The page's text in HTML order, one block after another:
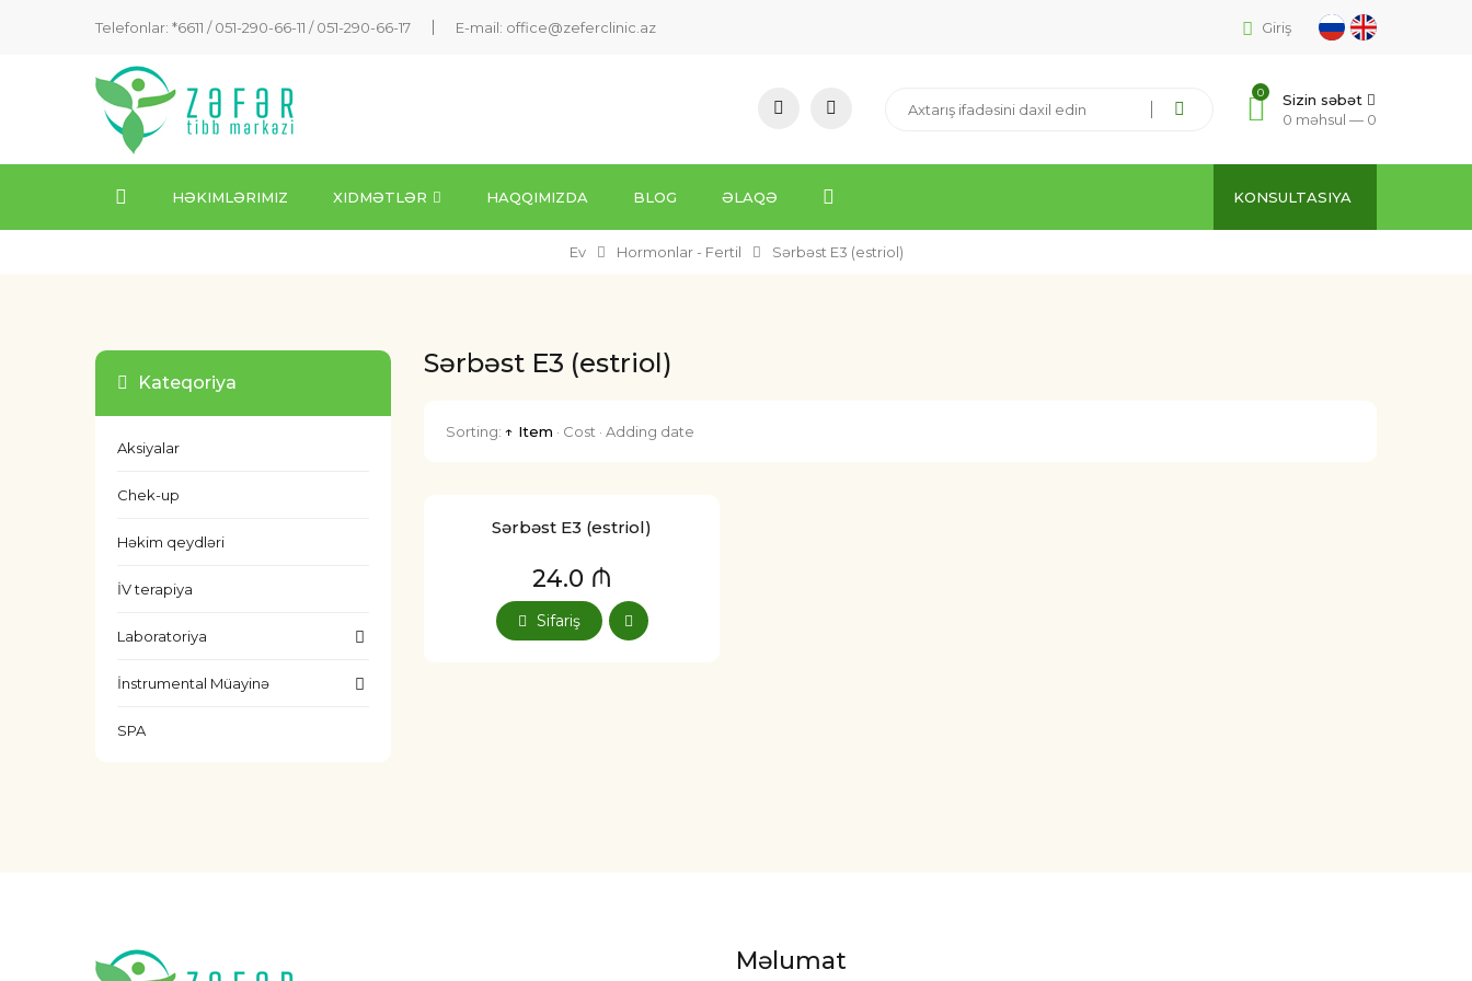
Telefonlar: *6611 /051-290-66-11 /051-290-66-17 E-mail: office@zeferclinic.az Giriş
0
Sizin səbət
0 məhsul — 0
HƏKIMLƏRIMIZ XIDMƏTLƏR HAQQIMIZDA BLOG ƏLAQƏ KONSULTASIYA
Ev Hormonlar - Fertil Sərbəst E3 (estriol)
Sərbəst E3 (estriol)
Sorting:↑ Item · Cost ·Adding date
Sərbəst E3 (estriol)
24.0 ₼
Sifariş
Kateqoriya
Aksiyalar
Chek-up
Həkim qeydləri
İV terapiya
Laboratoriya
İnstrumental Müayinə
SPA
Məlumat